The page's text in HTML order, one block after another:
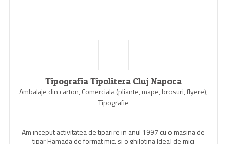
Tipografia Tipolitera Cluj Napoca
Ambalaje din carton, Comerciala (pliante, mape, brosuri, flyere),
Tipografie
Am inceput activitatea de tiparire in anul 1997 cu o masina de
tipar Hamada de format mic, si o ghilotina Ideal de mici